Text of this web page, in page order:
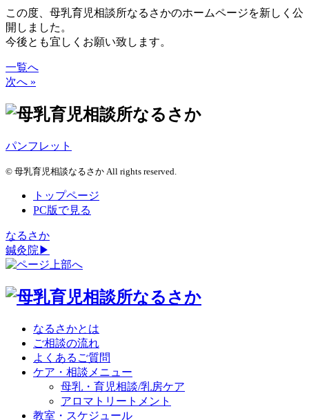
この度、母乳育児相談所なるさかのホームページを新しく公
開しました。
今後とも宜しくお願い致します。
一覧へ
次へ »
パンフレット
© 母乳育児相談なるさか All rights reserved.
トップページ
PC版で見る
なるさか
鍼灸院▶
なるさかとは
ご相談の流れ
よくあるご質問
ケア・相談メニュー
母乳・育児相談/乳房ケア
アロマトリートメント
教室・スケジュール